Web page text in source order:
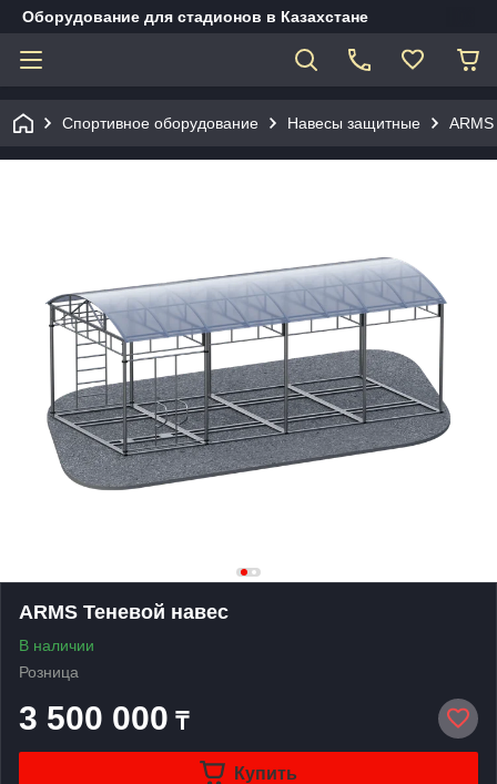
Оборудование для стадионов в Казахстане
Спортивное оборудование Навесы защитные
ARMS Теневой навес
В наличии
Розница
3 500 000 ₸
Купить